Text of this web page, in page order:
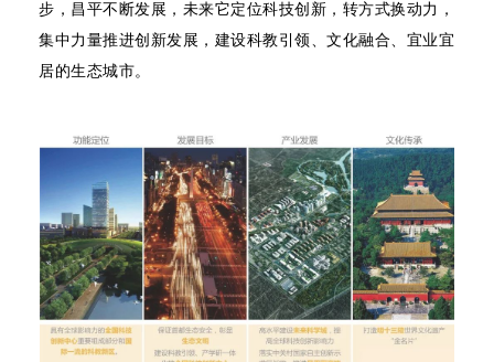
步，昌平不断发展，未来它定位科技创新，转方式换动力，
集中力量推进创新发展，建设科教引领、文化融合、宜业宜
居的生态城市。